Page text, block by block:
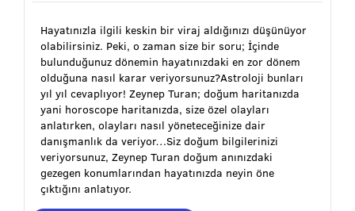
Hayatınızla ilgili keskin bir viraj aldığınızı düşünüyor
olabilirsiniz. Peki, o zaman size bir soru; İçinde
bulunduğunuz dönemin hayatınızdaki en zor dönem
olduğuna nasıl karar veriyorsunuz?Astroloji bunları
yıl yıl cevaplıyor! Zeynep Turan; doğum haritanızda
yani horoscope haritanızda, size özel olayları
anlatırken, olayları nasıl yöneteceğinize dair
danışmanlık da veriyor…Siz doğum bilgilerinizi
veriyorsunuz, Zeynep Turan doğum anınızdaki
gezegen konumlarından hayatınızda neyin öne
çıktığını anlatıyor.